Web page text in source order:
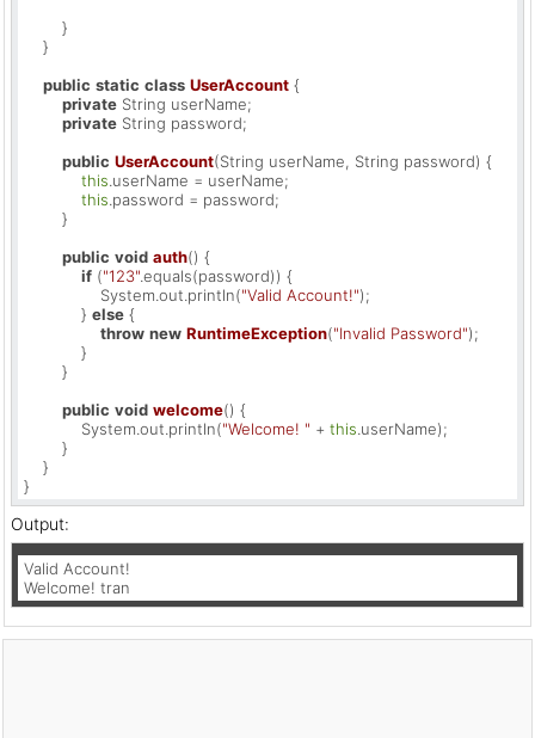
        }
    }
public static class UserAccount {
private String userName;
private String password;
public UserAccount(String userName, String password) {
this .userName = userName;
this .password = password;
        }
public void auth() {
if ("123".equals(password)) {
                System.out.println(
"Valid Account!");
            }
else {
throw new RuntimeException("Invalid Password");
            }
        }
public void welcome() {
            System.out.println(
"Welcome! " + this .userName);
        }
    }
}
Output:
Valid Account!
Welcome! tran